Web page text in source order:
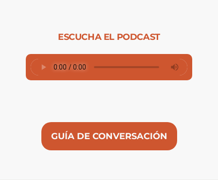
GUÍA DE CONVERSACIÓN
ESCUCHA EL PODCAST